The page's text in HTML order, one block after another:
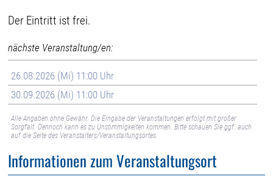
Der Eintritt ist frei.
nächste Veranstaltung/en:
26.08.2026 (Mi) 11:00 Uhr
30.09.2026 (Mi) 11:00 Uhr
Alle Angaben ohne Gewähr. Die Eingabe der Veranstaltungen erfolgt mit großer
Sorgfalt. Dennoch kann es zu Unstimmigkeiten kommen. Bitte schauen Sie ggf. auch
auf die Seite des Veranstalters/Veranstaltungsortes.
Informationen zum Veranstaltungsort